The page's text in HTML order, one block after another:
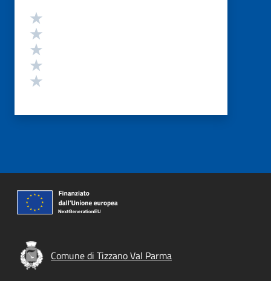
Valutazione
Comune di Tizzano Val Parma